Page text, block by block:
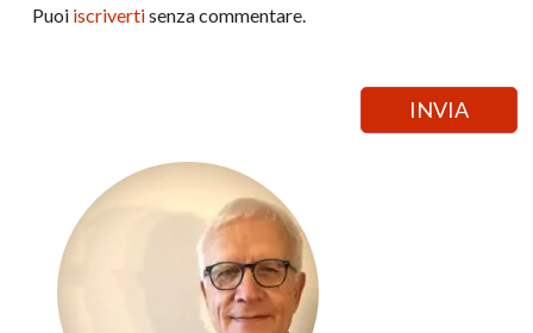
Puoi iscrivertisenza commentare.